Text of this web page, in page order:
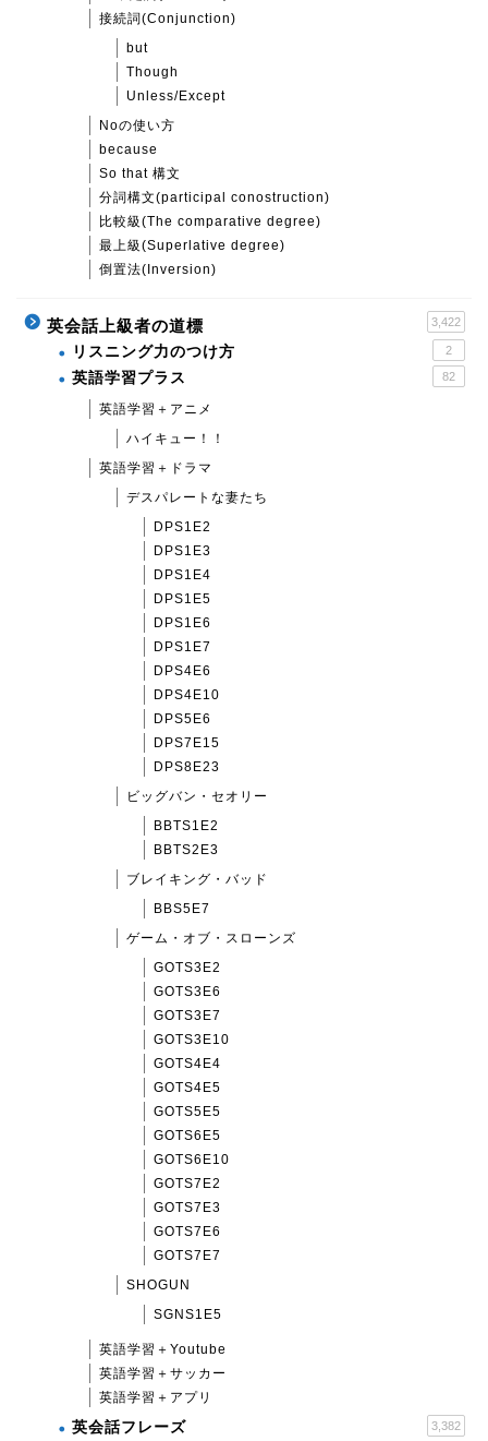
接続詞(Conjunction)
but
Though
Unless/Except
Noの使い方
because
So that 構文
分詞構文(participal conostruction)
比較級(The comparative degree)
最上級(Superlative degree)
倒置法(Inversion)
英会話上級者の道標 3,422
リスニング力のつけ方 2
英語学習プラス 82
英語学習＋アニメ
ハイキュー！！
英語学習＋ドラマ
デスパレートな妻たち
DPS1E2
DPS1E3
DPS1E4
DPS1E5
DPS1E6
DPS1E7
DPS4E6
DPS4E10
DPS5E6
DPS7E15
DPS8E23
ビッグバン・セオリー
BBTS1E2
BBTS2E3
ブレイキング・バッド
BBS5E7
ゲーム・オブ・スローンズ
GOTS3E2
GOTS3E6
GOTS3E7
GOTS3E10
GOTS4E4
GOTS4E5
GOTS5E5
GOTS6E5
GOTS6E10
GOTS7E2
GOTS7E3
GOTS7E6
GOTS7E7
SHOGUN
SGNS1E5
英語学習＋Youtube
英語学習＋サッカー
英語学習＋アプリ
英会話フレーズ 3,382